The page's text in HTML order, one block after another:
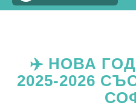
✈️ НОВА
2025-2026